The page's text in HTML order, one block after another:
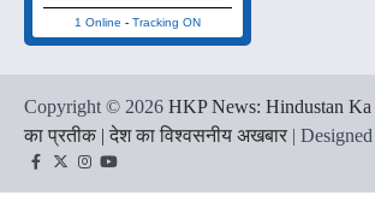
1 Online - Tracking ON
Copyright © 2026 HKP News: Hindustan Ka
का प्रतीक | देश का विश्वसनीय अखबार |
Facebook
TwitterInstagram
YouTube